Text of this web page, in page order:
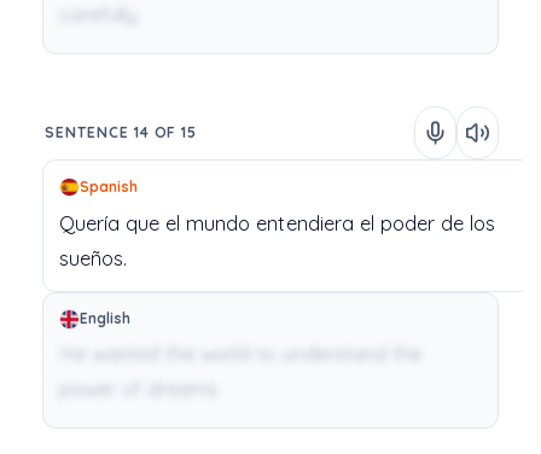
SENTENCE 14 OF 15
Spanish
Quería que el mundo entendiera el poder de los
sueños.
English
He wanted the world to understand the